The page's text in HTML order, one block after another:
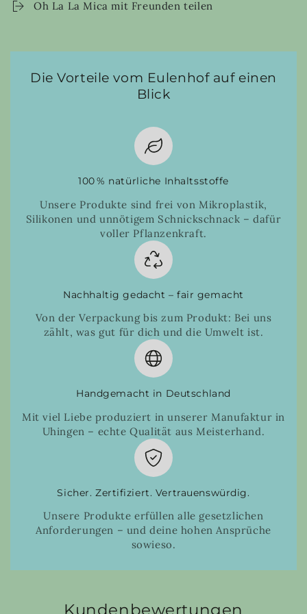
Oh La La Mica mit Freunden teilen
Die Vorteile vom Eulenhof auf einen
Blick
100 % natürliche Inhaltsstoffe
Unsere Produkte sind frei von Mikroplastik,
Silikonen und unnötigem Schnickschnack – dafür
voller Pflanzenkraft.
Nachhaltig gedacht – fair gemacht
Von der Verpackung bis zum Produkt: Bei uns
zählt, was gut für dich und die Umwelt ist.
Handgemacht in Deutschland
Mit viel Liebe produziert in unserer Manufaktur in
Uhingen – echte Qualität aus Meisterhand.
Sicher. Zertifiziert. Vertrauenswürdig.
Unsere Produkte erfüllen alle gesetzlichen
Anforderungen – und deine hohen Ansprüche
sowieso.
Kundenbewertungen